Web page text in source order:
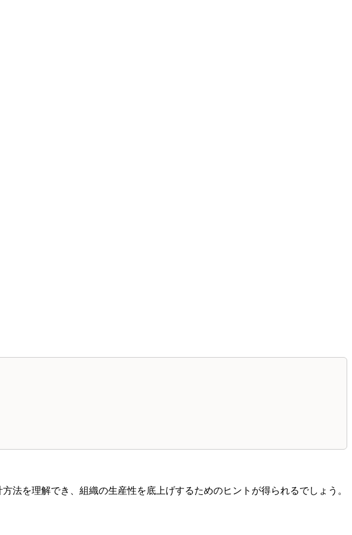
法を理解でき、組織の生産性を底上げするためのヒントが得られるでしょう。